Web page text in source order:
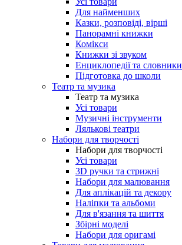
Для найменших
Казки, розповіді, вірші
Панорамні книжки
Комікси
Книжки зі звуком
Енциклопедії та словники
Підготовка до школи
Театр та музика
Театр та музика
Усі товари
Музичні інструменти
Лялькові театри
Набори для творчості
Набори для творчості
Усі товари
3D ручки та стрижні
Набори для малювання
Для аплікацій та декору
Наліпки та альбоми
Для в'язання та шиття
Збірні моделі
Набори для оригамі